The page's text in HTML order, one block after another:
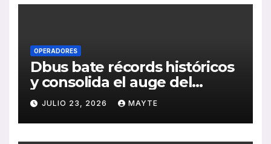
OPERADORES
Dbus bate récords históricos
y consolida el auge del
transporte público en San
Sebastián
JULIO 23, 2026 MAYTE